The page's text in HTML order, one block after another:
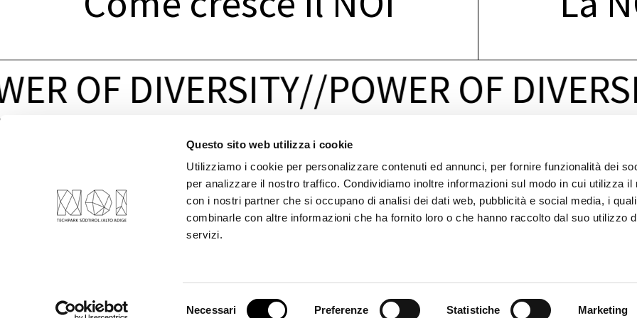
Questo sito web utilizza i cookie
Utilizziamo i cookie per personalizzare contenuti ed annunci, per fornire funzionalità dei
per analizzare il nostro traffico. Condividiamo inoltre informazioni sul modo in cui utilizza il
con i nostri partner che si occupano di analisi dei dati web, pubblicità e social media, i
combinarle con altre informazioni che ha fornito loro o che hanno raccolto dal suo utilizzo
servizi.
Necessari Preferenze Statistiche Marketing
OF DIVERSITY//POWER OF DIVERSITY
39100 Bolzano
Italia
NOI Spa
P. IVA 02595720216
+390471066600
info@noi.bz.it
Peraziende
Per start-up
Perchifaricerca
Servizi
Laboratori
Settoritecnologici
© 2026 NOI Spa |Credits|Informativa Privacy |Cookies|Società Trasparente |ProgettiEU